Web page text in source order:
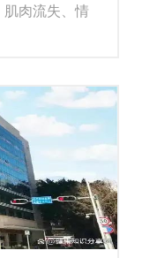
肉流失、情